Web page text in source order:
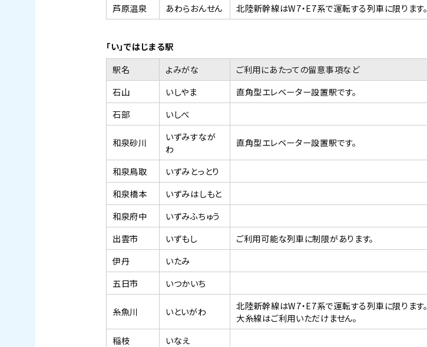
芦原温泉
あわらおんせん 北陸新幹線はW7・E7系で運転する列車に限ります。
「い」ではじまる駅
駅名
よみがな
ご利用にあたっての留意事項など
石山
いしやま
直角型エレベーター設置駅です。
石部
いしべ
和泉砂川
いずみすなが
わ
直角型エレベーター設置駅です。
和泉鳥取
いずみとっとり
和泉橋本
いずみはしもと
和泉府中
いずみふちゅう
出雲市
いずもし
ご利用可能な列車に制限があります。
伊丹
いたみ
五日市
いつかいち
糸魚川 いといがわ
北陸新幹線はW7・E7系で運転する列車に限ります。
大糸線はご利用いただけません。
稲枝
いなえ